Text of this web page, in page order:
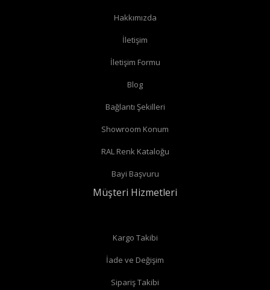
Radyatör borularınız yerden çıkıyor ve radyatörünüzün yan
Radyatör borularınız yerden çıkıyor ve radyatörünüzün alt
düz vanaalabilirsiniz.
Radyatör borularınız duvardan çıkıyor ve radyatörün yan
köşe vana
alabilirsiniz.
Radyatör borularınız duvardan çıkıyor ve radyatörün arka
düz vanaalabilirsiniz.
Düz radyatör vanalarında
Hakkımızda
İletişim
İletişim Formu
Blog
Bağlantı Şekilleri
Showroom Konum
RAL Renk Kataloğu
Bayi Başvuru
Müşteri Hizmetleri
Kargo Takibi
İade ve Değişim
Sipariş Takibi